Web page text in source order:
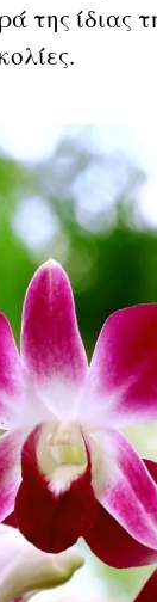
της ίδιας